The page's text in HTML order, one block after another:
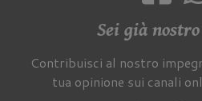
Sei già
Contribuisci al nostro
tua opinione sui canali